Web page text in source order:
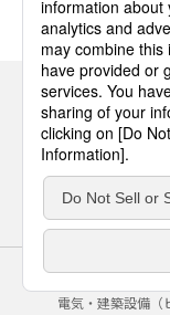
サイトのご利用に
電気・建築設備（